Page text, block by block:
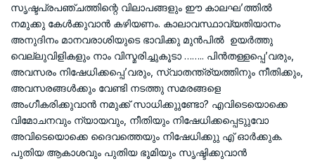
സൃഷ്ടപ്രപഞ്ചത്തിന്റെ വിലാപങ്ങളും ഈ കാലഘ’ത്തില്‍
നമുക്കു കേള്‍ക്കുവാന്‍ കഴിയണം. കാലാവസ്ഥാവ്യതിയാനം
അനുദിനം മാനവരാശിയുടെ ഭാവിക്കു മുന്‍പില്‍ ഉയര്‍ത്തു
വെല്ലുവിളികളും നാം വിസ്മരിച്ചുകൂടാ …….. പിന്‍തള്ളപ്പെ’വരും,
അവസരം നിഷേധിക്കപ്പെ’വരും, സ്വാതന്ത്ര്യത്തിനും നീതിക്കും,
അവസരങ്ങള്‍ക്കും വേണ്ടി നടത്തു സമരങ്ങളെ
അംഗീകരിക്കുവാന്‍ നമുക്ക് സാധിക്കുുണ്ടോ? എവിടെയൊക്കെ
വിമോചനവും ന്യായവും, നീതിയും നിഷേധിക്കപ്പെടുുവോ
അവിടെയൊക്കെ ദൈവത്തെയും നിഷേധിക്കുു എ് ഓര്‍ക്കുക.
പുതിയ ആകാശവും പുതിയ ഭൂമിയും സൃഷ്ടിക്കുവാന്‍